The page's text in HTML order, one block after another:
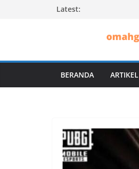
Latest:
BERANDA ARTIKEL